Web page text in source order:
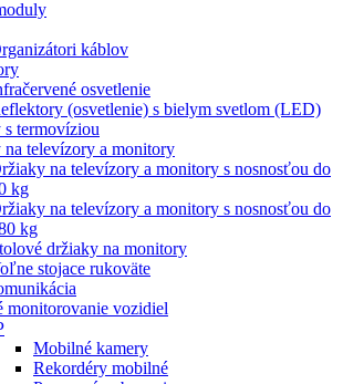
káblov
osvetlenie
(osvetlenie) s bielym svetlom (LED)
s termovíziou
televízory a monitory
na televízory a monitory s nosnosťou do
kg
na televízory a monitory s nosnosťou do
kg
držiaky na monitory
stojace rukoväte
monitorovanie vozidiel
Mobilné kamery
Rekordéry mobilné